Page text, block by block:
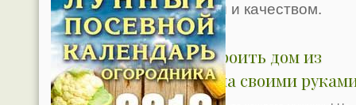
экономией и качеством.
Как построить дом из
газобетона своими